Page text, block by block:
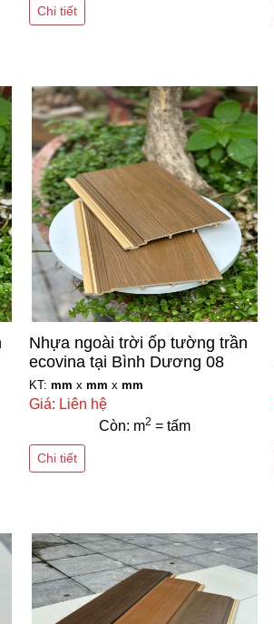
Chi tiết
Nhựa ngoài trời ốp tường trần
ecovina tại Bình Dương 08
KT: mm x mm x mm
Giá: Liên hệ
Còn: m2 = tấm
Chi tiết